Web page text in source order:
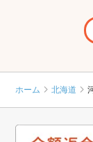
ホーム 北海道